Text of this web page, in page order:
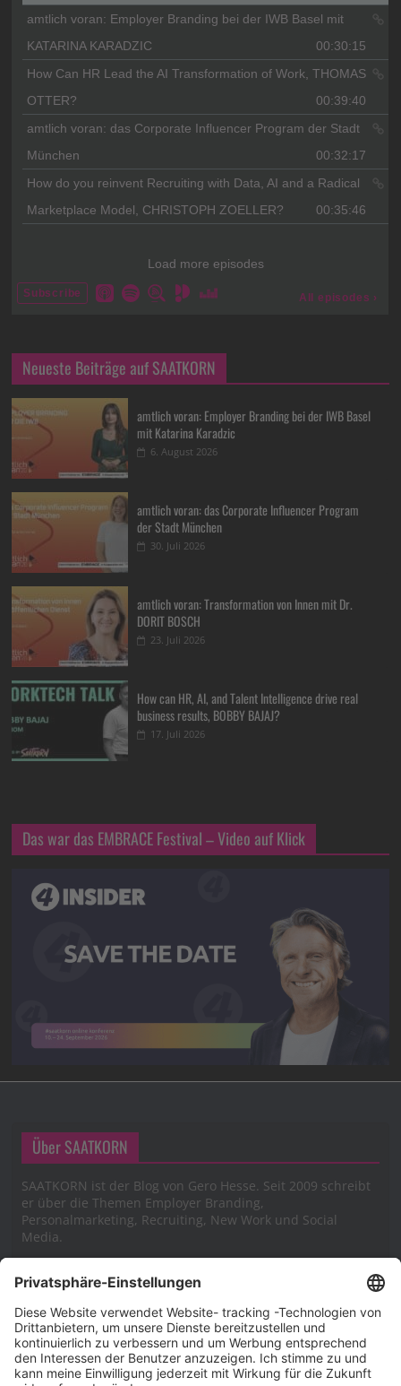
Neueste Beiträge auf SAATKORN
amtlich voran: Employer Branding bei der IWB Basel
mit Katarina Karadzic
6. August 2026
amtlich voran: das Corporate Influencer Program
der Stadt München
30. Juli 2026
amtlich voran: Transformation von Innen mit Dr.
DORIT BOSCH
23. Juli 2026
How can HR, AI, and Talent Intelligence drive real
business results, BOBBY BAJAJ?
17. Juli 2026
Das war das EMBRACE Festival – Video auf Klick
Über SAATKORN
SAATKORN ist der Blog von Gero Hesse. Seit 2009 schreibt
er über die Themen Employer Branding,
Personalmarketing, Recruiting, New Work und Social
Media.
Impressum
Impressum